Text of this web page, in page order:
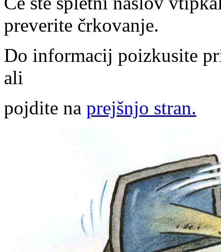
preverite črkovanje.
Do informacij poizkusite
ali
pojdite na prejšnjo stran.